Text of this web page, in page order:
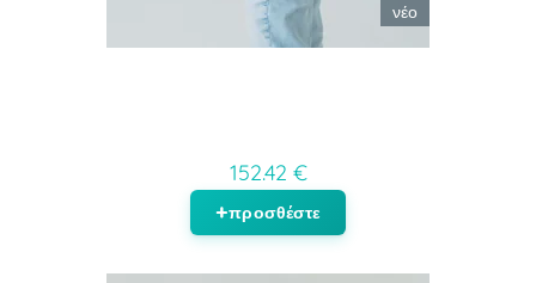
νέο
152.42 €
προσθέστε